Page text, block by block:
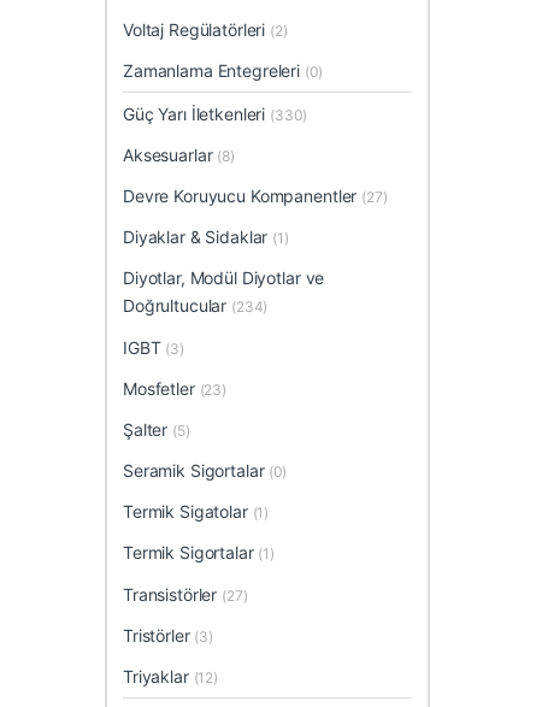
Voltaj Regülatörleri (2)
Zamanlama Entegreleri (0)
Güç Yarı İletkenleri (330)
Aksesuarlar (8)
Devre Koruyucu Kompanentler (27)
Diyaklar & Sidaklar (1)
Diyotlar, Modül Diyotlar ve
Doğrultucular (234)
IGBT (3)
Mosfetler (23)
Şalter (5)
Seramik Sigortalar (0)
Termik Sigatolar (1)
Termik Sigortalar (1)
Transistörler (27)
Tristörler (3)
Triyaklar (12)